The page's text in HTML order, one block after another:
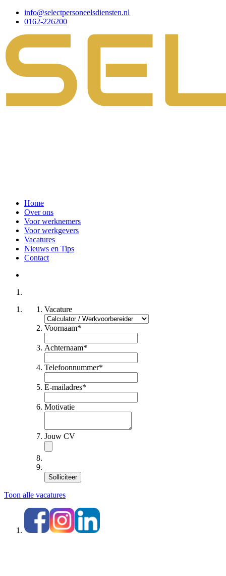
info@selectpersoneelsdiensten.nl
0162-226200
Home
Over ons
Voor werknemers
Voor werkgevers
Vacatures
Nieuws en Tips
Contact
Vacature
Voornaam*
Achternaam*
Telefoonnummer*
E-mailadres*
Motivatie
Jouw CV
Solliciteer
Toon alle vacatures